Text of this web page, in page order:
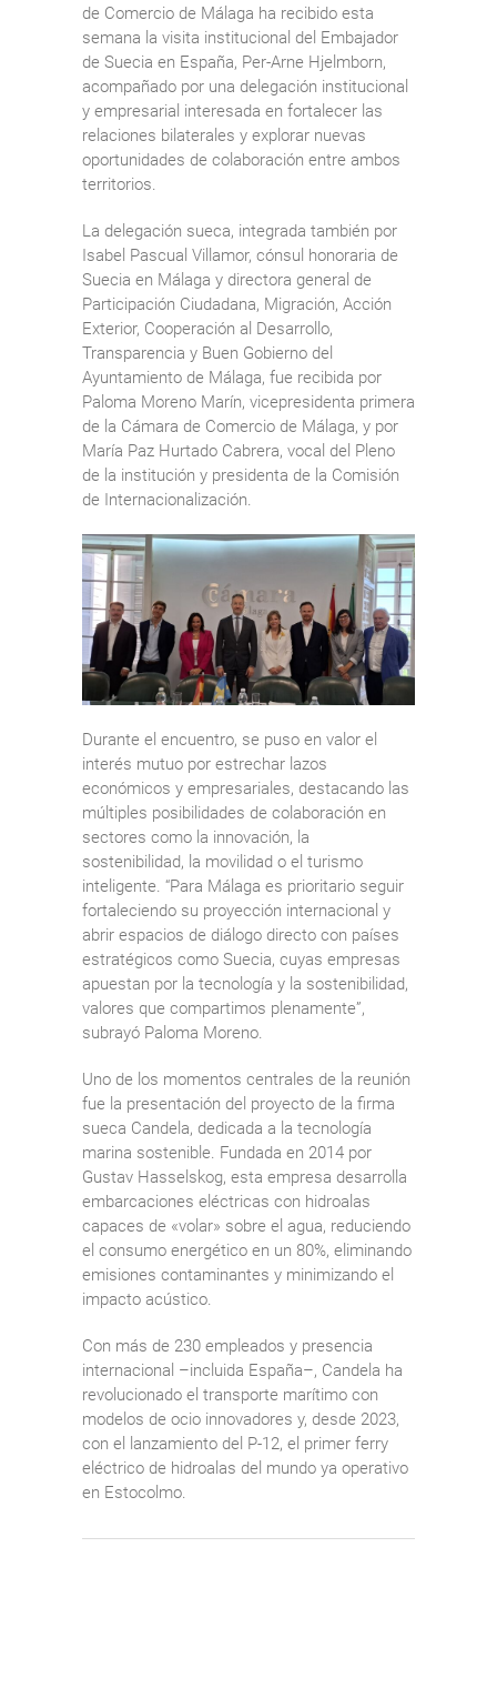
de Comercio de Málaga ha recibido esta
semana la visita institucional del Embajador
de Suecia en España, Per-Arne Hjelmborn,
acompañado por una delegación institucional
y empresarial interesada en fortalecer las
relaciones bilaterales y explorar nuevas
oportunidades de colaboración entre ambos
territorios.
La delegación sueca, integrada también por
Isabel Pascual Villamor, cónsul honoraria de
Suecia en Málaga y directora general de
Participación Ciudadana, Migración, Acción
Exterior, Cooperación al Desarrollo,
Transparencia y Buen Gobierno del
Ayuntamiento de Málaga, fue recibida por
Paloma Moreno Marín, vicepresidenta primera
de la Cámara de Comercio de Málaga, y por
María Paz Hurtado Cabrera, vocal del Pleno
de la institución y presidenta de la Comisión
de Internacionalización.
Durante el encuentro, se puso en valor el
interés mutuo por estrechar lazos
económicos y empresariales, destacando las
múltiples posibilidades de colaboración en
sectores como la innovación, la
sostenibilidad, la movilidad o el turismo
inteligente. “Para Málaga es prioritario seguir
fortaleciendo su proyección internacional y
abrir espacios de diálogo directo con países
estratégicos como Suecia, cuyas empresas
apuestan por la tecnología y la sostenibilidad,
valores que compartimos plenamente”,
subrayó Paloma Moreno.
Uno de los momentos centrales de la reunión
fue la presentación del proyecto de la firma
sueca Candela, dedicada a la tecnología
marina sostenible. Fundada en 2014 por
Gustav Hasselskog, esta empresa desarrolla
embarcaciones eléctricas con hidroalas
capaces de «volar» sobre el agua, reduciendo
el consumo energético en un 80%, eliminando
emisiones contaminantes y minimizando el
impacto acústico.
Con más de 230 empleados y presencia
internacional –incluida España–, Candela ha
revolucionado el transporte marítimo con
modelos de ocio innovadores y, desde 2023,
con el lanzamiento del P-12, el primer ferry
eléctrico de hidroalas del mundo ya operativo
en Estocolmo.